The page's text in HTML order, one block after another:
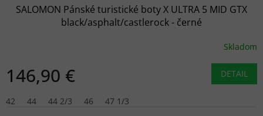
SALOMON Pánské turistické boty X ULTRA 5 MID GTX
black/asphalt/castlerock - černé
Skladom
146,90 € DETAIL
42 44 44 2/3 46 47 1/3